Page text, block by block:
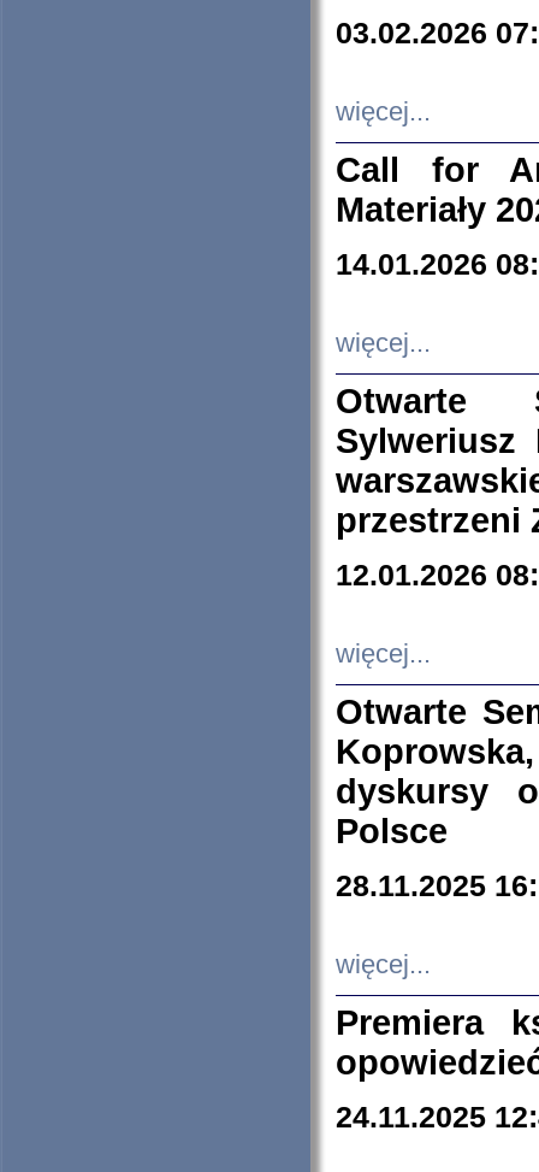
03.02.2026
więcej...
Call for
Materiały
14.01.2026
więcej...
Otwarte
Sylweriusz
przestrzeni
12.01.2026
więcej...
Otwarte
dyskursy
Polsce
28.11.2025
więcej...
Premiera
24.11.2025